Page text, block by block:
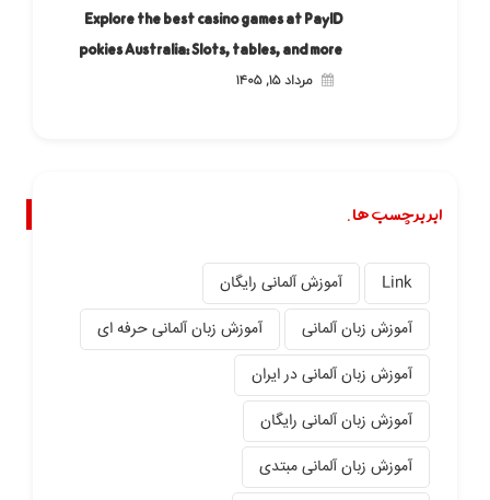
Explore the best casino games at PayID
pokies Australia: Slots, tables, and more
مرداد ۱۵, ۱۴۰۵
ابر برچسب ها.
Link
آموزش آلمانی رایگان
آموزش زبان آلمانی
آموزش زبان آلمانی حرفه ای
آموزش زبان آلمانی در ایران
آموزش زبان آلمانی رایگان
آموزش زبان آلمانی مبتدی